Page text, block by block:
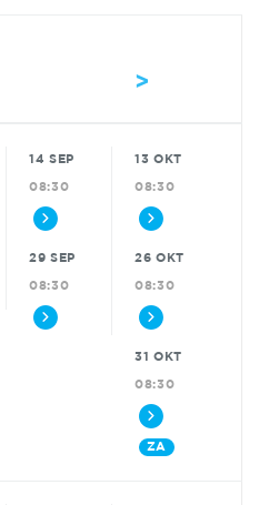
>
14 SEP
08:30
29 SEP
08:30
13 OKT
08:30
26 OKT
08:30
31 OKT
08:30
ZA